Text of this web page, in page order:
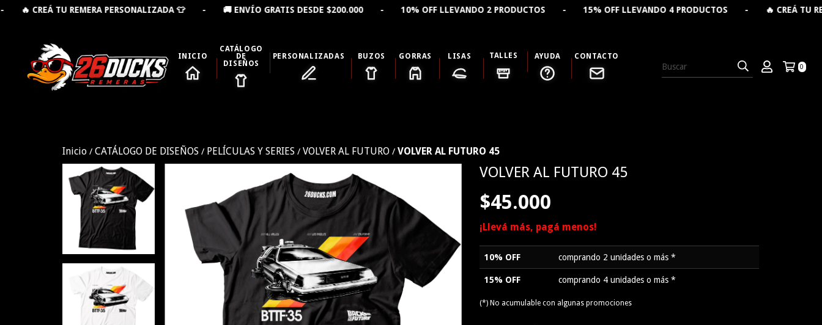
PERSONALIZADA 👕 - 🚚 ENVÍO GRATIS DESDE $200.000 - 10% OFF LLEVANDO 2 PRODUCTOS - 15% OFF LLEVANDO 4 PRODUCTOS - 🔥 CREÁ TU REMERA
INICIO
CATÁLOGO
DE
DISEÑOS
PERSONALIZADAS BUZOS GORRAS LISAS TALLES AYUDA CONTACTO
0
Inicio / CATÁLOGO DE DISEÑOS / PELÍCULAS Y SERIES / VOLVER AL FUTURO / VOLVER AL FUTURO 45
VOLVER AL FUTURO 45
$45.000
¡Llevá más, pagá menos!
10% OFF comprando 2 unidades o más *
15% OFF comprando 4 unidades o más *
(*) No acumulable con algunas promociones